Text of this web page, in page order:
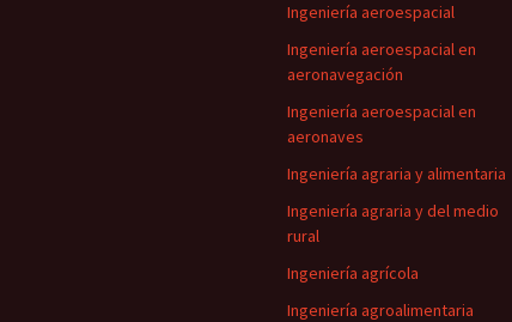
Ingeniería aeroespacial
Ingeniería aeroespacial en
aeronavegación
Ingeniería aeroespacial en
aeronaves
Ingeniería agraria y alimentaria
Ingeniería agraria y del medio
rural
Ingeniería agrícola
Ingeniería agroalimentaria